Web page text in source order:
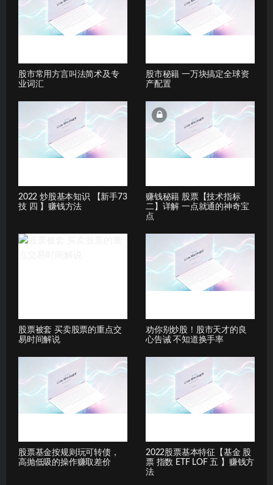
股市常用方言叫法简术及专
业词汇
股市秘籍 一万块搞定全球资
产配置
2022 炒股基本知识 【新手73
技 四 】赚钱方法
赚钱秘籍 股票【技术指标
二】详解 一点就通的神奇宝
点
股票被套 买卖股票的重点交
易时间解说
劝你别炒股！股市天才的良
心告诫 不知道换手率
股票基金按规则玩可转债，
高抛低吸的操作赚取差价
2022股票基本特征【基金 股
票 指数 ETF LOF 五 】赚钱方
法